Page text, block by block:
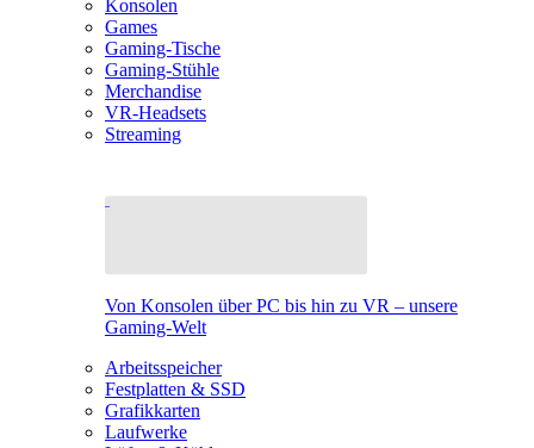
Konsolen
Games
Gaming-Tische
Gaming-Stühle
Merchandise
VR-Headsets
Streaming
Von Konsolen über PC bis hin zu VR – unsere
Gaming-Welt
Arbeitsspeicher
Festplatten & SSD
Grafikkarten
Laufwerke